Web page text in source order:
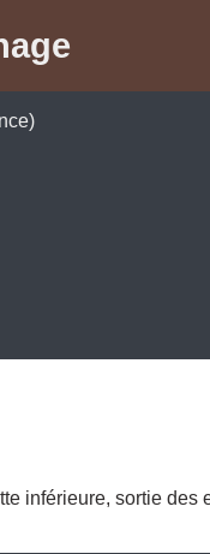
inférieure, sortie des